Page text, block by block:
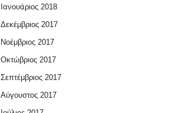
Ιανουάριος 2018
Δεκέμβριος 2017
Νοέμβριος 2017
Οκτώβριος 2017
Σεπτέμβριος 2017
Αύγουστος 2017